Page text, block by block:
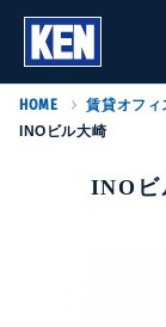
HOME 賃貸オフィ
INOビル大崎
INOビ